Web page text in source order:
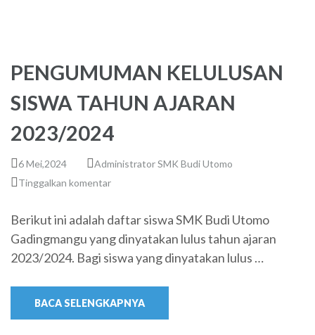
PENGUMUMAN KELULUSAN
SISWA TAHUN AJARAN
2023/2024
6 Mei,2024
Administrator SMK Budi Utomo
Tinggalkan komentar
Berikut ini adalah daftar siswa SMK Budi Utomo
Gadingmangu yang dinyatakan lulus tahun ajaran
2023/2024. Bagi siswa yang dinyatakan lulus …
BACA SELENGKAPNYA